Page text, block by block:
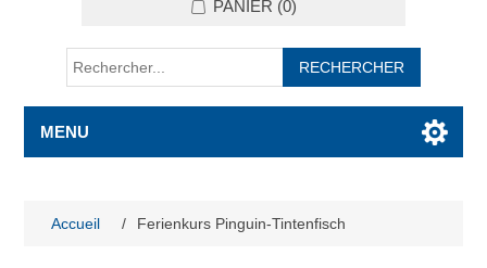
PANIER (0)
MENU
Accueil / Ferienkurs Pinguin-Tintenfisch